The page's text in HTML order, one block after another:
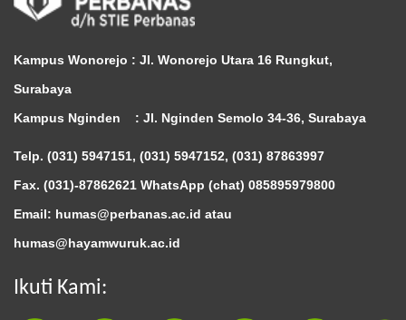
Kampus Wonorejo : Jl. Wonorejo Utara 16 Rungkut,
Surabaya
Kampus Nginden : Jl. Nginden Semolo 34-36, Surabaya
Telp. (031) 5947151, (031) 5947152, (031) 87863997
Fax. (031)-87862621 WhatsApp (chat) 085895979800
Email: humas@perbanas.ac.id atau
humas@hayamwuruk.ac.id
Ikuti Kami: